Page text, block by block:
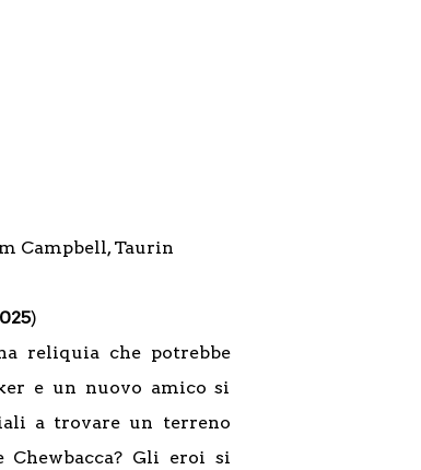
Campbell, Taurin
)
reliquia che potrebbe
e un nuovo amico si
a trovare un terreno
Chewbacca? Gli eroi si